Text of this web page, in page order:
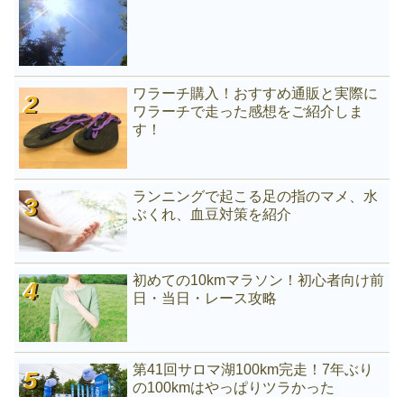
ワラーチ購入！おすすめ通販と実際に
ワラーチで走った感想をご紹介しま
す！
ランニングで起こる足の指のマメ、水
ぶくれ、血豆対策を紹介
初めての10kmマラソン！初心者向け前
日・当日・レース攻略
第41回サロマ湖100km完走！7年ぶり
の100kmはやっぱりツラかった